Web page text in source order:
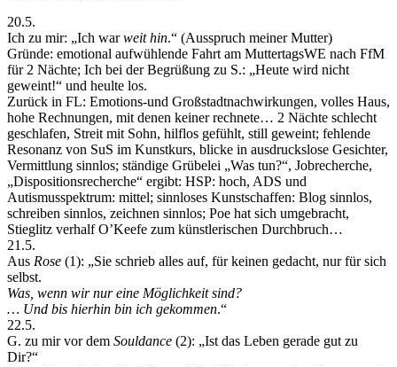
20.5.
Ich zu mir: „Ich warweit hin.“ (Ausspruch meiner Mutter)
Gründe: emotional aufwühlende Fahrt am MuttertagsWE nach FfM
für 2 Nächte; Ich bei der Begrüßung zu S.: „Heute wird nicht
geweint!“ und heulte los.
Zurück in FL: Emotions-und Großstadtnachwirkungen, volles Haus,
hohe Rechnungen, mit denen keiner rechnete… 2 Nächte schlecht
geschlafen, Streit mit Sohn, hilflos gefühlt, still geweint; fehlende
Resonanz von SuS im Kunstkurs, blicke in ausdruckslose Gesichter,
Vermittlung sinnlos; ständige Grübelei „Was tun?“, Jobrecherche,
„Dispositionsrecherche“ ergibt: HSP: hoch, ADS und
Autismusspektrum: mittel; sinnloses Kunstschaffen: Blog sinnlos,
schreiben sinnlos, zeichnen sinnlos; Poe hat sich umgebracht,
Stieglitz verhalf O’Keefe zum künstlerischen Durchbruch…
21.5.
Aus Rose (1): „Sie schrieb alles auf, für keinen gedacht, nur für sich
selbst.
Was, wenn wir nur eine Möglichkeit sind?
… Und bis hierhin bin ich gekommen.“
22.5.
G. zu mir vor dem Souldance (2): „Ist das Leben gerade gut zu
Dir?“